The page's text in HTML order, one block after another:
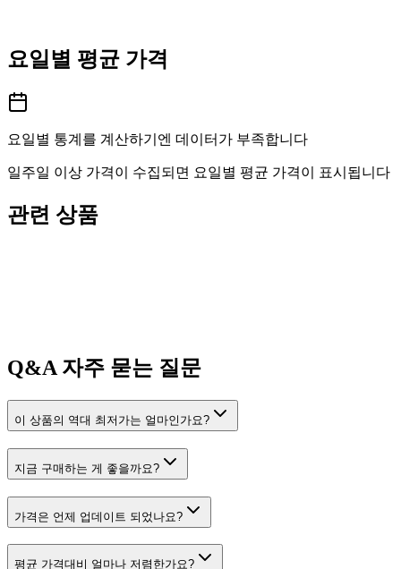
요일별 평균 가격
요일별 통계를 계산하기엔 데이터가 부족합니다
일주일 이상 가격이 수집되면 요일별 평균 가격이 표시됩니다
관련 상품
Q&A자주 묻는 질문
이 상품의 역대 최저가는 얼마인가요?
지금 구매하는 게 좋을까요?
가격은 언제 업데이트 되었나요?
평균 가격대비 얼마나 저렴한가요?